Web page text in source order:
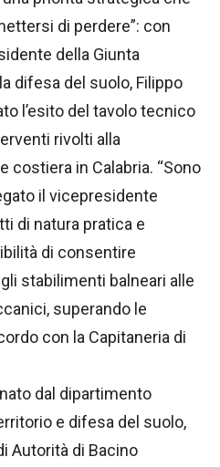
di perdere”: con
della Giunta
difesa del suolo, Filippo
l’esito del tavolo tecnico
rivolti alla
costiera in Calabria. “Sono
il vicepresidente
di natura pratica e
di consentire
stabilimenti balneari alle
superando le
con la Capitaneria di
dal dipartimento
e difesa del suolo,
Autorità di Bacino